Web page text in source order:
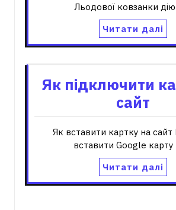
Льодової ковзанки
Читати далі
Як підключити
сайт
Як вставити картку на сайт
вставити Google карту
Читати далі